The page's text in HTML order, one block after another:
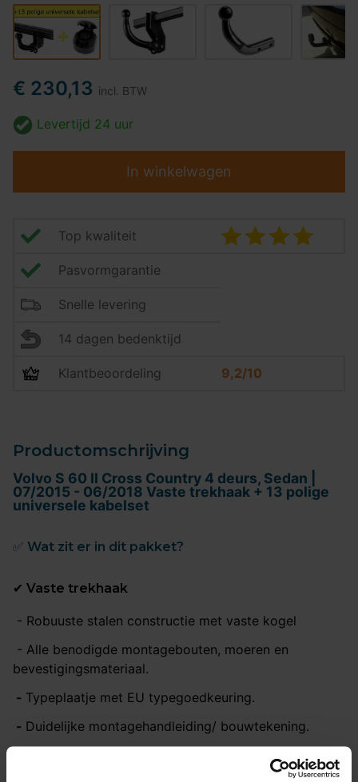
€ 230,13 incl. BTW
Levertijd 24 uur
In winkelwagen
Top kwaliteit
Pasvormgarantie
Snelle levering
14 dagen bedenktijd
Klantbeoordeling 9,2/10
Productomschrijving
Volvo S 60 II Cross Country 4 deurs, Sedan |
07/2015 - 06/2018 Vaste trekhaak + 13 polige
universele kabelset
✅ Wat zit er in dit pakket?
✔ Vaste trekhaak
- Robuuste stalen constructie met vaste kogel
- Alle benodigde montagebouten, moeren en
bevestigingsmateriaal.
- Typeplaatje met EU typegoedkeuring.
- Duidelijke montagehandleiding/ bouwtekening.